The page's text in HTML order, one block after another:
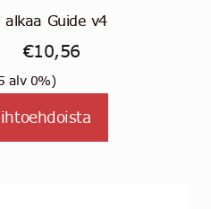
alkaa Guide v4
Alkuperäinen
hinta
oli:
€10,56Nykyinen
alv 0%)